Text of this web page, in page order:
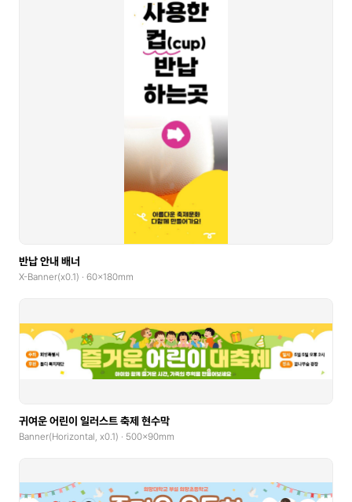
반납 안내 배너
X-Banner(x0.1) · 60x180mm
귀여운 어린이 일러스트 축제 현수막
Banner(Horizontal, x0.1) · 500x90mm
GoodNotes(Portrait)
GoodNotes(Landscape)
Book Cover
Web Banner(Vertical)
Album Cover
Print
Poster(Landscape)